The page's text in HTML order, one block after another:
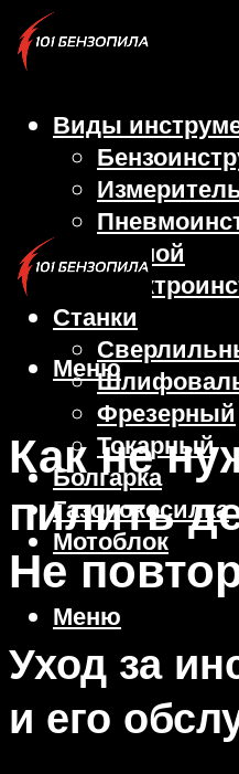
Виды
Ручной
Станки
Фрезерный
Токарный
Болгарка
Газонокосилка
Мотоблок
Меню
Меню
Как не
пилить
Не
Уход за
и его